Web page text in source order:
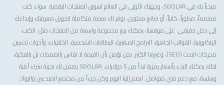
مرحباً بك في 5DOLAR، وجهتك الأولى في العالم لسوق المنتجات الرقمية. سواء كنت
مصمماً، مطوراً، كاتباً، أو صانع محتوى، نوفر لك منصة متكاملة لتحويل معرفتك وإبداعك
إلى دخل حقيقي. على موقعنا، يمكنك بيع مجموعة واسعة من المنتجات مثل: الكتب
الإلكترونية، القوالب الجاهزة، البرامج الصغيرة، البطاقات الشخصية، الخلفيات، وأدوات تحسين
محركات البحث (SEO)، وغيرها الكثير. نحن نؤمن بأن القيمة لا تقاس بالصفحات بل بالفكرة،
لذلك يمكنك البدء بأسعار رمزية تبدأ من 5 دولارات. 5DOLAR يضمن لك تجربة شراء آمنة
وسلسة، مع دعم فني متواصل. انضم إلينا اليوم وكن جزءاً من مجتمع المبدعين والرواد.